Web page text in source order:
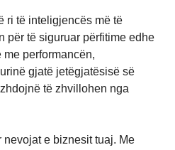
ri të inteligjencës më të
për të siguruar përfitime edhe
performancën,
gjatë jetëgjatësisë së
të zhvillohen nga
e biznesit tuaj. Me